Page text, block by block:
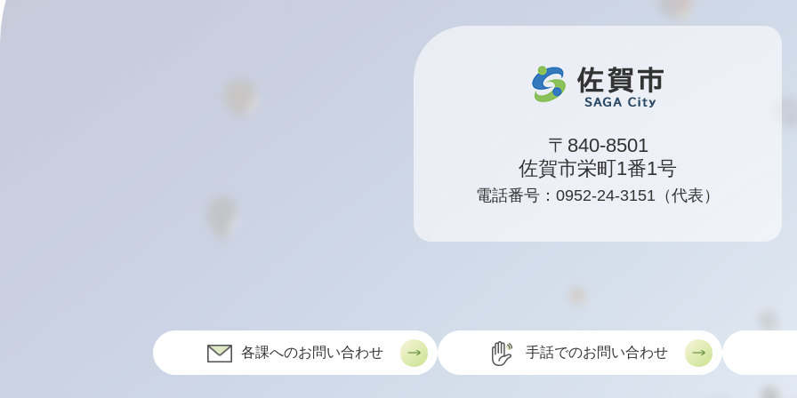
〒840-8501
佐賀市栄町1番1号
電話番号：0952-24-3151（代表）
各課へのお問い合わせ 手話でのお問い合わせ